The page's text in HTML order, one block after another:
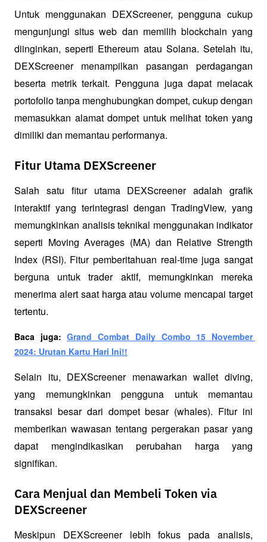
Untuk menggunakan DEXScreener, pengguna cukup
mengunjungi situs web dan memilih blockchain yang
diinginkan, seperti Ethereum atau Solana. Setelah itu,
DEXScreener menampilkan pasangan perdagangan
beserta metrik terkait. Pengguna juga dapat melacak
portofolio tanpa menghubungkan dompet, cukup dengan
memasukkan alamat dompet untuk melihat token yang
dimiliki dan memantau performanya.
Fitur Utama DEXScreener
Salah satu fitur utama DEXScreener adalah grafik
interaktif yang terintegrasi dengan TradingView, yang
memungkinkan analisis teknikal menggunakan indikator
seperti Moving Averages (MA) dan Relative Strength
Index (RSI). Fitur pemberitahuan real-time juga sangat
berguna untuk trader aktif, memungkinkan mereka
menerima alert saat harga atau volume mencapai target
tertentu.
Baca juga: Grand Combat Daily Combo 15 November
2024: Urutan Kartu Hari Ini!!
Selain itu, DEXScreener menawarkan wallet diving,
yang memungkinkan pengguna untuk memantau
transaksi besar dari dompet besar (whales). Fitur ini
memberikan wawasan tentang pergerakan pasar yang
dapat mengindikasikan perubahan harga yang
signifikan.
Cara Menjual dan Membeli Token via
DEXScreener
Meskipun DEXScreener lebih fokus pada analisis,